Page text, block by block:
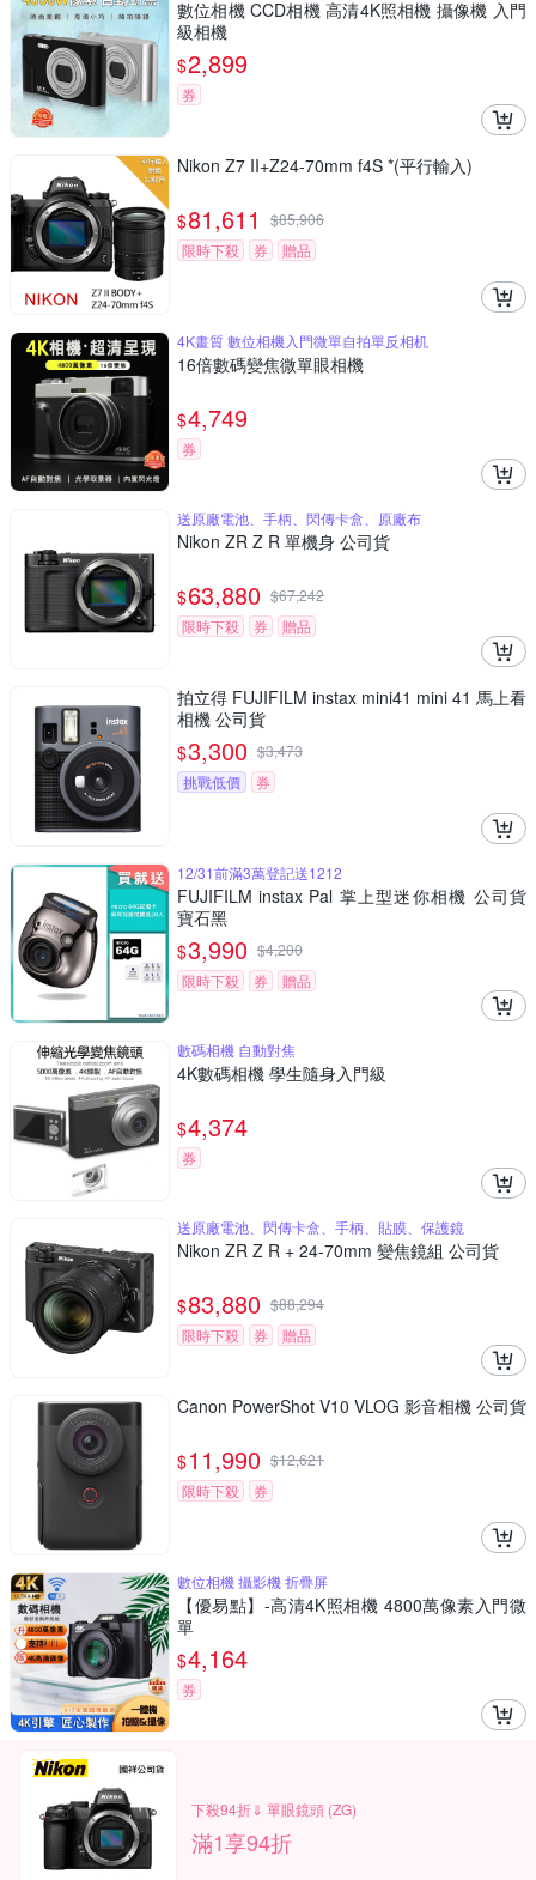
數位相機 CCD相機 高清4K照相機 攝像機 入門
級相機
$2,899
券
Nikon Z7 II+Z24-70mm f4S *(平行輸入)
$81,611 $85,906
限時下殺
券 贈品
4K畫質 數位相機入門微單自拍單反相机
16倍數碼變焦微單眼相機
$4,749
券
送原廠電池、手柄、閃傳卡盒、原廠布
Nikon ZR Z R 單機身 公司貨
$63,880 $67,242
限時下殺
券 贈品
拍立得 FUJIFILM instax mini41 mini 41 馬上看
相機 公司貨
$3,300 $3,473
挑戰低價
券
12/31前滿3萬登記送1212
FUJIFILM instax Pal 掌上型迷你相機 公司貨
寶石黑
$3,990 $4,200
限時下殺
券 贈品
數碼相機 自動對焦
4K數碼相機 學生隨身入門級
$4,374
券
送原廠電池、閃傳卡盒、手柄、貼膜、保護鏡
Nikon ZR Z R + 24-70mm 變焦鏡組 公司貨
$83,880 $88,294
限時下殺
券 贈品
Canon PowerShot V10 VLOG 影音相機 公司貨
$11,990 $12,621
限時下殺
券
數位相機 攝影機 折疊屏
【優易點】-高清4K照相機 4800萬像素入門微
單
$4,164
券
下殺94折⇓ 單眼鏡頭 (ZG)
滿1享94折